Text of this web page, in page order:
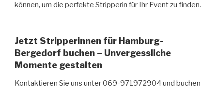
können, um die perfekte Stripperin für Ihr Event zu finden.
Jetzt Stripperinnen für Hamburg-
Bergedorf buchen – Unvergessliche
Momente gestalten
Kontaktieren Sie uns unter 069-971972904 und buchen